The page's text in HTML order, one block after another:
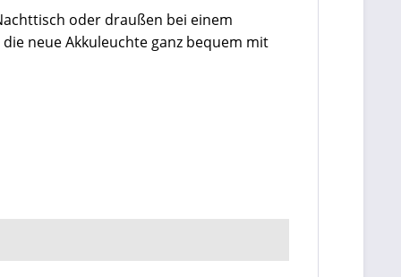
oder draußen bei einem
neue Akkuleuchte ganz bequem mit